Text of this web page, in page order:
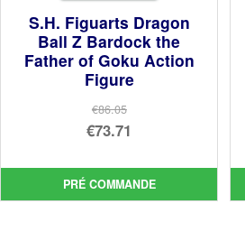
S.H. Figuarts Dragon
Ball Z Bardock the
Father of Goku Action
Figure
€86.05
Le
initial
était :
€73.71
prix
actuel
PRÉ COMMANDE